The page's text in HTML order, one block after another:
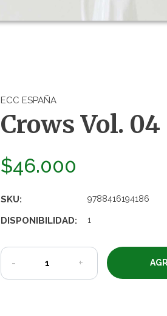
ECC ESPAÑA
Crows Vol. 04
$46.000
SKU: 9788416194186
DISPONIBILIDAD: 1
- +